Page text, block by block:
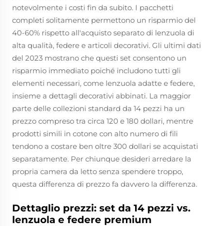
notevolmente i costi fin da subito. I pacchetti
completi solitamente permettono un risparmio del
40-60% rispetto all'acquisto separato di lenzuola di
alta qualità, federe e articoli decorativi. Gli ultimi dati
del 2023 mostrano che questi set consentono un
risparmio immediato poiché includono tutti gli
elementi necessari, come lenzuola adatte e federe,
insieme a dettagli decorativi abbinati. La maggior
parte delle collezioni standard da 14 pezzi ha un
prezzo compreso tra circa 120 e 180 dollari, mentre
prodotti simili in cotone con alto numero di fili
tendono a costare ben oltre 300 dollari se acquistati
separatamente. Per chiunque desideri arredare la
propria camera da letto senza spendere troppo,
questa differenza di prezzo fa davvero la differenza.
Dettaglio prezzi: set da 14 pezzi vs.
lenzuola e federe premium